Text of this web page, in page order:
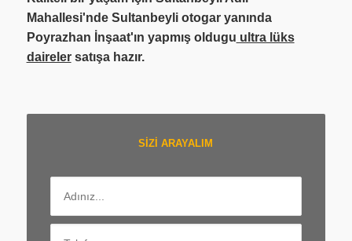
Mahallesi'nde Sultanbeyli otogar yanında
Poyrazhan İnşaat'ın yapmış oldugu ultra lüks
dairelersatışa hazır.
SİZİ ARAYALIM